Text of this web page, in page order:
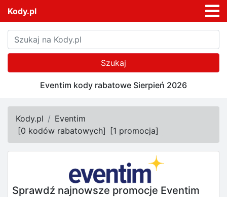
Kody.pl
Szukaj
Eventim kody rabatowe Sierpień 2026
Kody.pl
Eventim
[0 kodów rabatowych] [1 promocja]
Sprawdź najnowsze promocje Eventim